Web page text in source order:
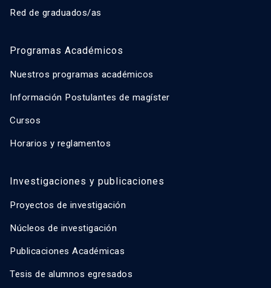
Red de graduados/as
Programas Académicos
Nuestros programas académicos
Información Postulantes de magíster
Cursos
Horarios y reglamentos
Investigaciones y publicaciones
Proyectos de investigación
Núcleos de investigación
Publicaciones Académicas
Tesis de alumnos egresados